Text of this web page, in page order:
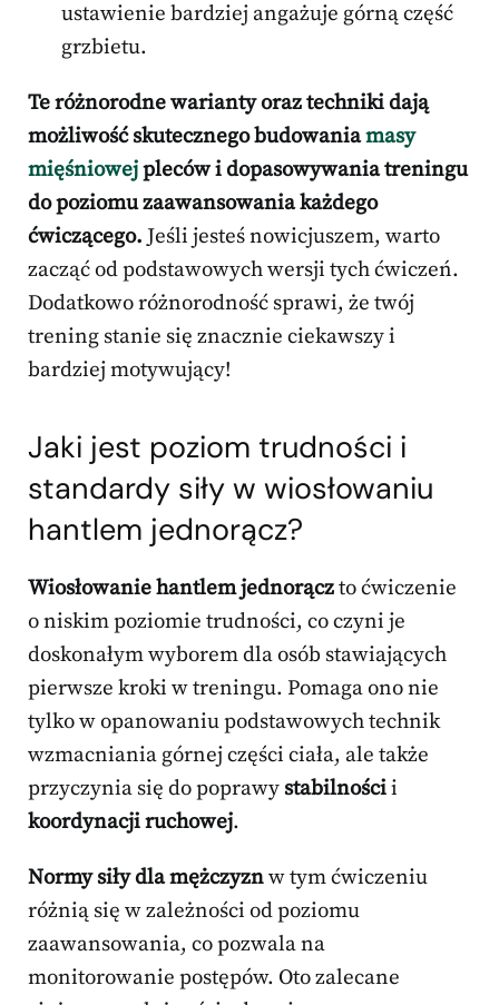
ustawienie bardziej angażuje górną część
grzbietu.
Te różnorodne warianty oraz techniki dają
możliwość skutecznego budowaniamasy
mięśniowejpleców i dopasowywania treningu
do poziomu zaawansowania każdego
ćwiczącego. Jeśli jesteś nowicjuszem, warto
zacząć od podstawowych wersji tych ćwiczeń.
Dodatkowo różnorodność sprawi, że twój
trening stanie się znacznie ciekawszy i
bardziej motywujący!
Jaki jest poziom trudności i
standardy siły w wiosłowaniu
hantlem jednorącz?
Wiosłowanie hantlem jednorączto ćwiczenie
o niskim poziomie trudności, co czyni je
doskonałym wyborem dla osób stawiających
pierwsze kroki w treningu. Pomaga ono nie
tylko w opanowaniu podstawowych technik
wzmacniania górnej części ciała, ale także
przyczynia się do poprawy stabilnościi
koordynacji ruchowej.
Normy siły dla mężczyznw tym ćwiczeniu
różnią się w zależności od poziomu
zaawansowania, co pozwala na
monitorowanie postępów. Oto zalecane